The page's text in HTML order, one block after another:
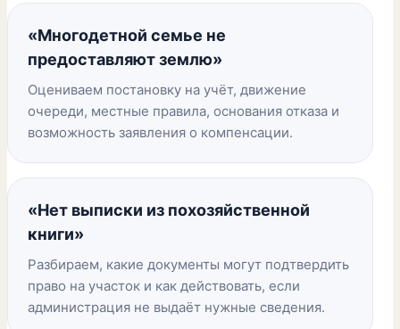
«Многодетной семье не
предоставляют землю»
Оцениваем постановку на учёт, движение
очереди, местные правила, основания отказа и
возможность заявления о компенсации.
«Нет выписки из похозяйственной
книги»
Разбираем, какие документы могут подтвердить
право на участок и как действовать, если
администрация не выдаёт нужные сведения.